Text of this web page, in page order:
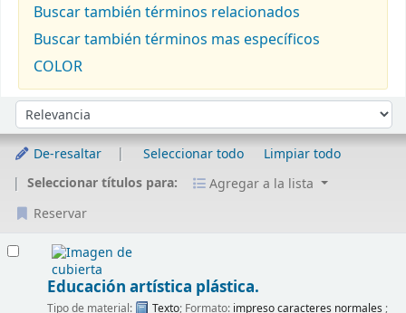
Buscar también términos relacionados
Buscar también términos mas específicos
COLOR
Ordenar por:
De-resaltar Seleccionar todo
Limpiar todo
Seleccionar títulos para:
Agregar a la lista
Reservar
Educación artística plástica.
Tipo de material: Texto; Formato: impreso caracteres normales ;